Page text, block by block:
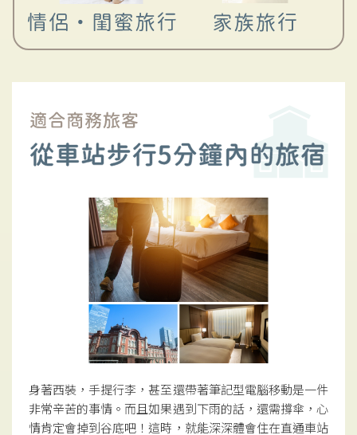
身著西裝，手提行李，甚至還帶著筆記型電腦移動是一件
非常辛苦的事情。而且如果遇到下雨的話，還需撐傘，心
情肯定會掉到谷底吧！這時，就能深深體會住在直通車站